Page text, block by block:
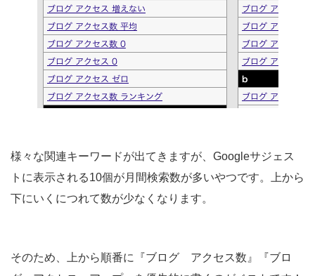
様々な関連キーワードが出てきますが、Googleサジェス
トに表示される10個が月間検索数が多いやつです。上から
下にいくにつれて数が少なくなります。
そのため、上から順番に『ブログ アクセス数』『ブロ